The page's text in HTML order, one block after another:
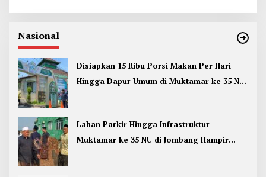
Nasional
Disiapkan 15 Ribu Porsi Makan Per Hari
Hingga Dapur Umum di Muktamar ke 35 NU
Lahan Parkir Hingga Infrastruktur
Muktamar ke 35 NU di Jombang Hampir